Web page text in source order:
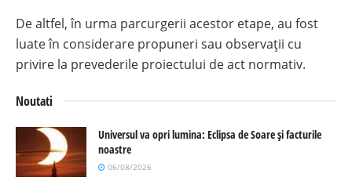
De altfel, în urma parcurgerii acestor etape, au fost
luate în considerare propuneri sau observații cu
privire la prevederile proiectului de act normativ.
Noutati
Universul va opri lumina: Eclipsa de Soare și facturile
noastre
06/08/2026